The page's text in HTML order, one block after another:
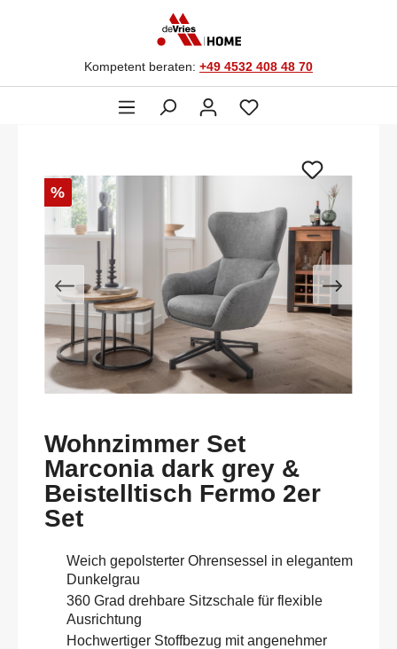
Kompetent beraten: +49 4532 408 48 70
%
Wohnzimmer Set
Marconia dark grey &
Beistelltisch Fermo 2er
Set
Weich gepolsterter Ohrensessel in elegantem
Dunkelgrau
360 Grad drehbare Sitzschale für flexible
Ausrichtung
Hochwertiger Stoffbezug mit angenehmer